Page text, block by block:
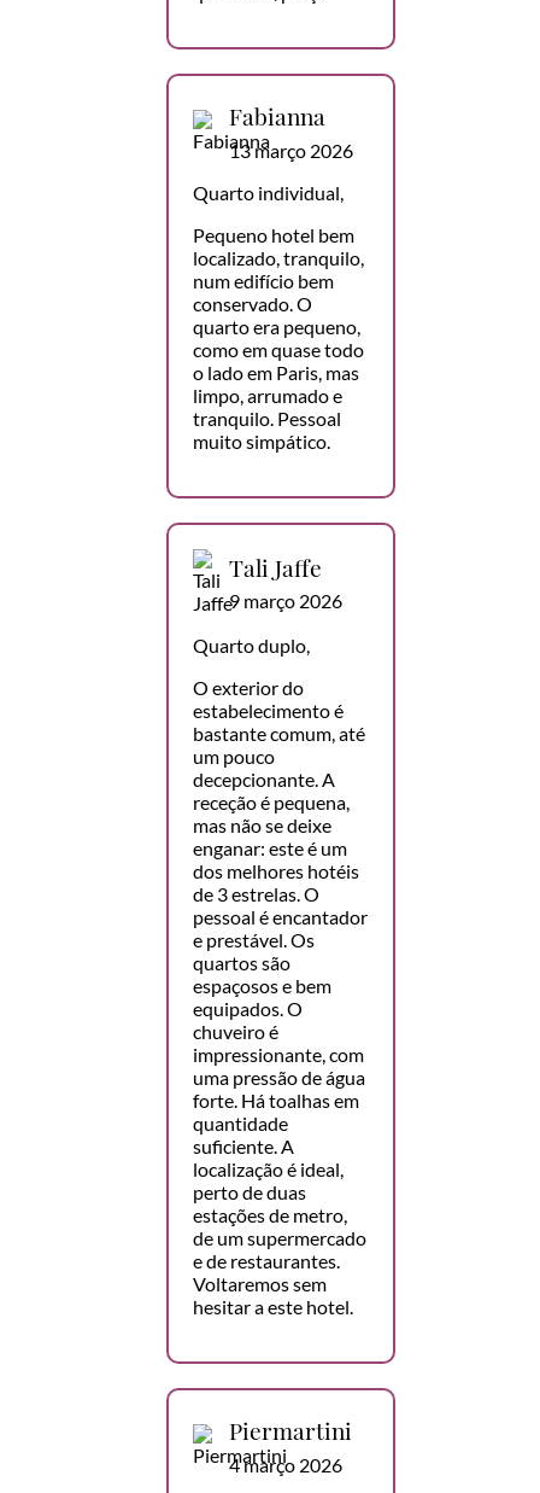
Fabianna
13 março 2026
Quarto individual,
Pequeno hotel bem
localizado, tranquilo,
num edifício bem
conservado. O
quarto era pequeno,
como em quase todo
o lado em Paris, mas
limpo, arrumado e
tranquilo. Pessoal
muito simpático.
Tali Jaffe
9 março 2026
Quarto duplo,
O exterior do
estabelecimento é
bastante comum, até
um pouco
decepcionante. A
receção é pequena,
mas não se deixe
enganar: este é um
dos melhores hotéis
de 3 estrelas. O
pessoal é encantador
e prestável. Os
quartos são
espaçosos e bem
equipados. O
chuveiro é
impressionante, com
uma pressão de água
forte. Há toalhas em
quantidade
suficiente. A
localização é ideal,
perto de duas
estações de metro,
de um supermercado
e de restaurantes.
Voltaremos sem
hesitar a este hotel.
Piermartini
4 março 2026